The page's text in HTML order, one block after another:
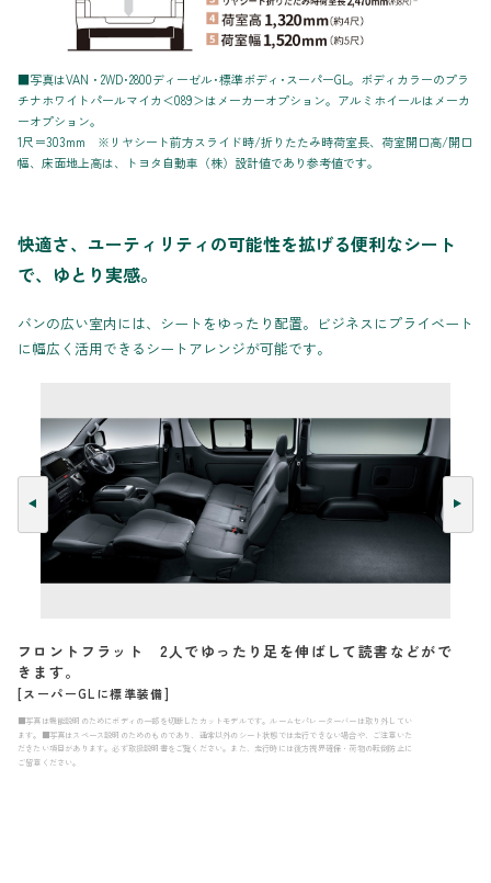
■写真はVAN・2WD･2800ディーゼル･標準ボディ･スーパーGL。ボディカラーのプラ
チナホワイトパールマイカ＜089＞はメーカーオプション。アルミホイールはメーカ
ーオプション。
1尺＝303mm ※リヤシート前方スライド時/折りたたみ時荷室長、荷室開口高/開口
幅、床面地上高は、トヨタ自動車（株）設計値であり参考値です。
快適さ、ユーティリティの可能性を拡げる便利なシート
で、ゆとり実感。
バンの広い室内には、シートをゆったり配置。ビジネスにプライベート
に幅広く活用できるシートアレンジが可能です。
フロントフラット 2人でゆったり足を伸ばして読書などがで
きます。
[スーパーGLに標準装備]
■写真は機能説明のためにボディの一部を切断したカットモデルです。ルームセパレーターバーは取り外してい
ます。■写真はスペース説明のためのものであり、通常以外のシート状態では走行できない場合や、ご注意いた
だきたい項目があります。必ず取扱説明書をご覧ください。また、走行時には後方視界確保・荷物の転倒防止に
ご留意ください。